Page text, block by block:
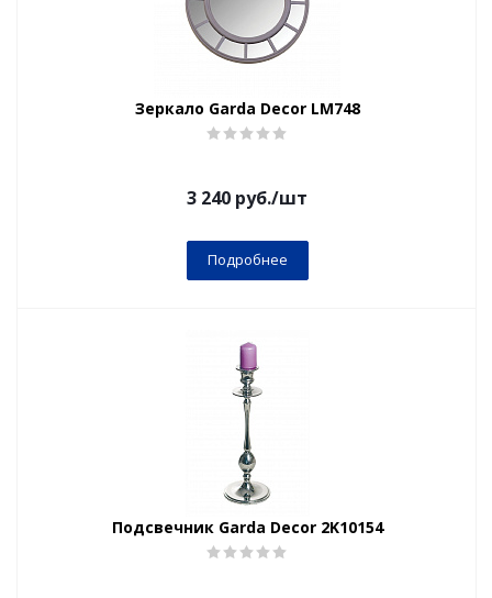
Зеркало Garda Decor LM748
3 240 руб./шт
Подробнее
Подсвечник Garda Decor 2K10154